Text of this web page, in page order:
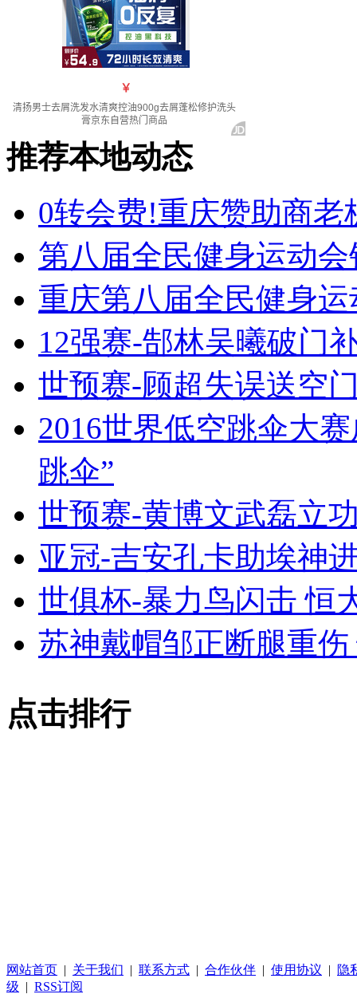
推荐本地动态
0转会费!重庆赞助商
第八届全民健身运动
重庆第八届全民健身
12强赛-郜林吴曦破门
世预赛-顾超失误送空
2016世界低空跳伞大
跳伞”
世预赛-黄博文武磊立
亚冠-吉安孔卡助埃神
世俱杯-暴力鸟闪击 恒
苏神戴帽邹正断腿重
点击排行
网站首页 | 关于我们 | 联系方式 | 合作伙伴 | 使用协议 |
隐
级 | RSS订阅